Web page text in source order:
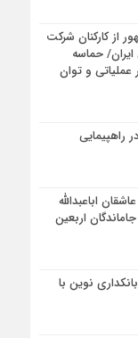
از کارکنان شرکت
ایران/ حماسه
عملیاتی و توان
راهپیمایی
موکب منطقه ۱۲ از عاشقان اباعبدالله
اربعین
نوین با